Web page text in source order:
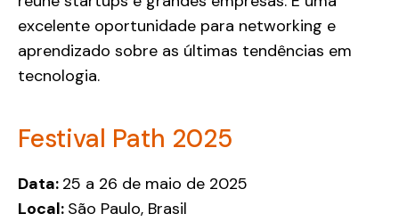
excelente oportunidade para networking e
aprendizado sobre as últimas tendências em
tecnologia.
Festival Path 2025
Data: 25 a 26 de maio de 2025
Local: São Paulo, Brasil